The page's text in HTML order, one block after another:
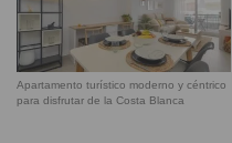
Apartamento turístico moderno y céntrico
para disfrutar de la Costa Blanca